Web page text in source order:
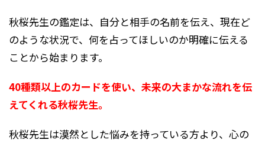
秋桜先生の鑑定は、自分と相手の名前を伝え、現在ど
のような状況で、何を占ってほしいのか明確に伝える
ことから始まります。
40種類以上のカードを使い、未来の大まかな流れを伝
えてくれる秋桜先生。
秋桜先生は漠然とした悩みを持っている方より、心の